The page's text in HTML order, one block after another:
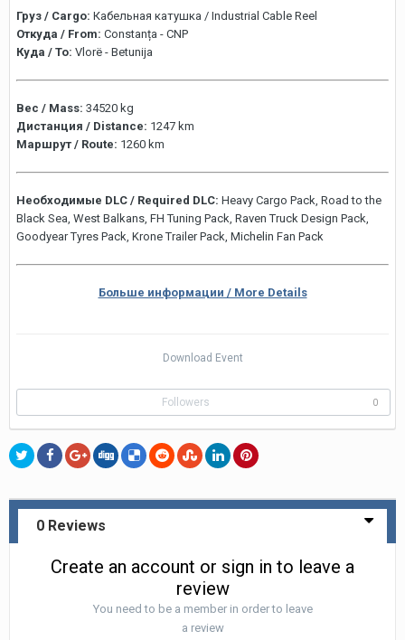
Груз / Cargo: Кабельная катушка / Industrial Cable Reel
Откуда / From: Constanța - CNP
Куда / To: Vlorë - Betunija
Вес / Mass: 34520 kg
Дистанция / Distance: 1247 km
Маршрут / Route: 1260 km
Необходимые DLC / Required DLC: Heavy Cargo Pack, Road to the
Black Sea, West Balkans, FH Tuning Pack, Raven Truck Design Pack,
Goodyear Tyres Pack, Krone Trailer Pack, Michelin Fan Pack
Больше информации / More Details
Download Event
Followers 0
0 Reviews
Create an account or sign in to leave a
review
You need to be a member in order to leave
a review